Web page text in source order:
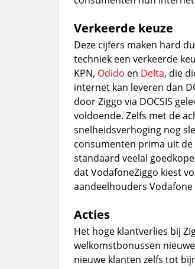
Verkeerde keuze
Deze cijfers maken hard
techniek een verkeerde
KPN, Odido en Delta, die
internet kan leveren dan
door Ziggo via DOCSIS
voldoende. Zelfs met de
snelheidsverhoging nog
consumenten prima uit de
standaard veelal
dat VodafoneZiggo kiest
aandeelhouders
Acties
Het hoge klantverlies bij
welkomstbonussen
nieuwe klanten zelfs tot